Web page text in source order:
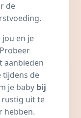
de
en je
aanbieden
tijdens de
je baby bij
uit te
hebben.